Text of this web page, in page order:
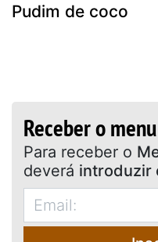
Pudim de coco
Receber o
Para receber o
deverá introduzir